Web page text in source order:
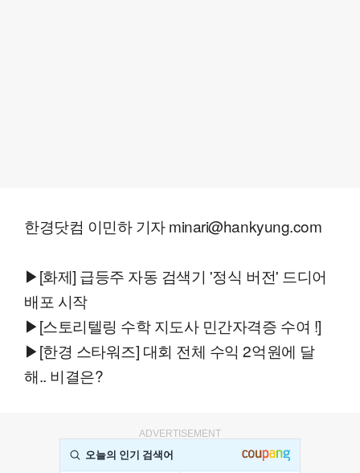
한경닷컴 이민하 기자 minari@hankyung.com
▶[화제] 급등주 자동 검색기 '정식 버전' 드디어
배포 시작
▶[스토리텔링 수학 지도사 민간자격증 수여 !]
▶[한경 스타워즈] 대회 전체 수익 2억원에 달
해.. 비결은?
ADVERTISEMENT